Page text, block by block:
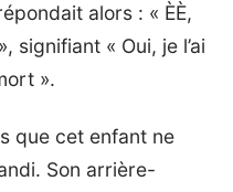
alors : « ÈÈ,
signifiant « Oui, je l’ai
».
que cet enfant ne
Son arrière-